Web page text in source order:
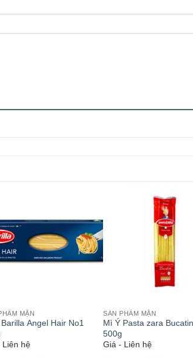
MẶN
Angel Hair No1
Liên hệ
SẢN PHẨM MẶN
Mì Ý Pasta zara
500g
Giá - Liên hệ